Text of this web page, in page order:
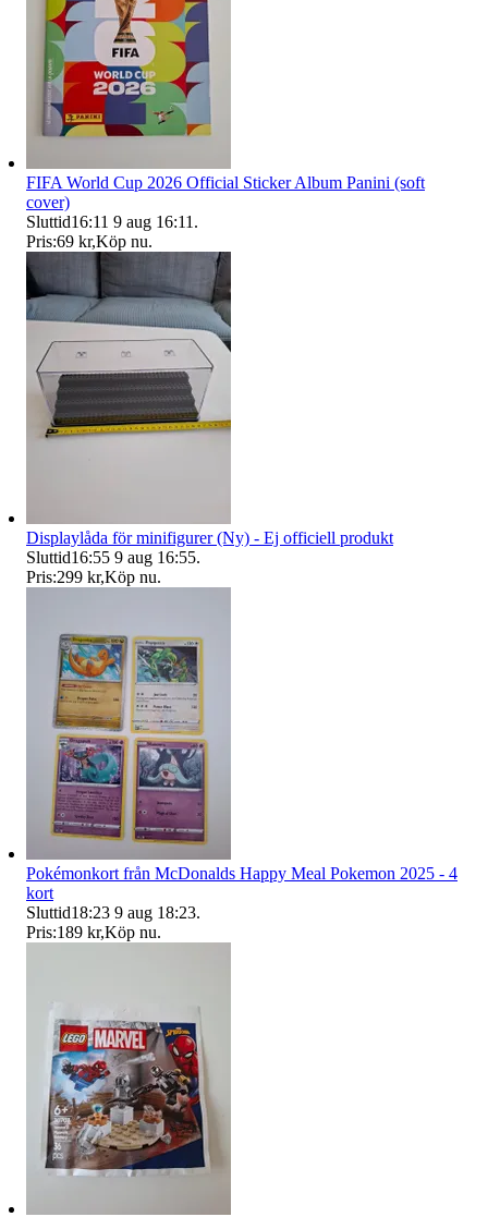
FIFA World Cup 2026 Official Sticker Album Panini (soft
cover)
Sluttid16:11 9 aug 16:11 .
Pris:69 kr,Köp nu.
Displaylåda för minifigurer (Ny) - Ej officiell produkt
Sluttid16:55 9 aug 16:55.
Pris:299 kr,Köp nu.
Pokémonkort från McDonalds Happy Meal Pokemon 2025 - 4
kort
Sluttid18:23 9 aug 18:23.
Pris:189 kr,Köp nu.